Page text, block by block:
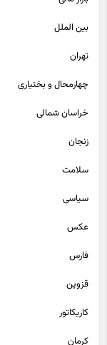
بازار مالی
بین الملل
تهران
چهارمحال و بختیاری
خراسان شمالی
زنجان
سلامت
سیاسی
عکس
فارس
قزوین
کاریکاتور